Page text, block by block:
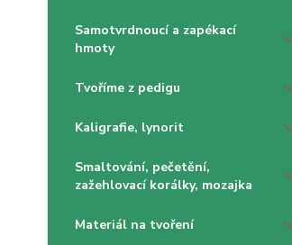
Samotvrdnoucí a zapékací
hmoty
Tvoříme z pedigu
Kaligrafie, lynorit
Smaltování, pečetění,
zažehlovací korálky, mozajka
Materiál na tvoření